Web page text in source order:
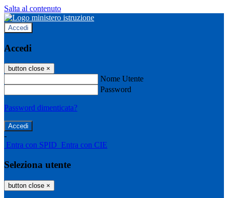
Salta al contenuto
Accedi
Accedi
button close ×
Nome Utente
Password
Password dimenticata?
-
Entra con SPID Entra con CIE
Seleziona utente
button close ×